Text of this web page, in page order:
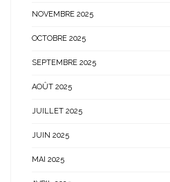
NOVEMBRE 2025
OCTOBRE 2025
SEPTEMBRE 2025
AOÛT 2025
JUILLET 2025
JUIN 2025
MAI 2025